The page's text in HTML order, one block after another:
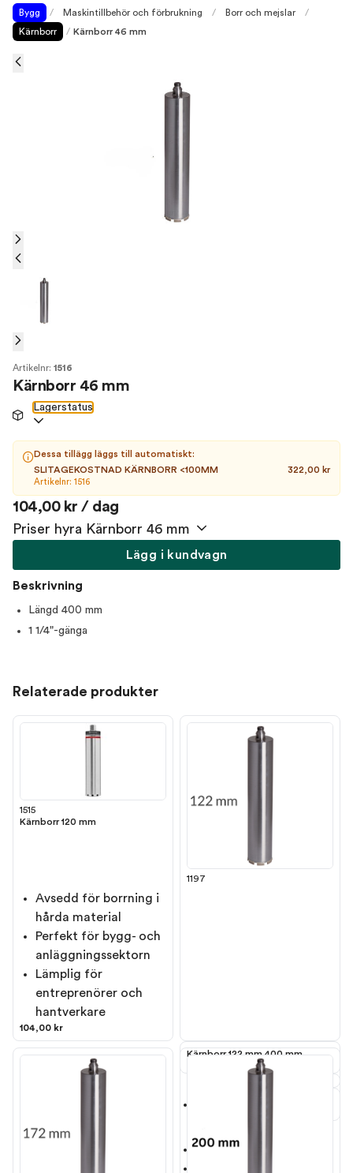
Bygg / Maskintillbehör och förbrukning / Borr och mejslar
/
Kärnborr
/ Kärnborr 46 mm
Artikelnr: 1516
Kärnborr 46 mm
Lagerstatus
Dessa tillägg läggs till automatiskt:
SLITAGEKOSTNAD KÄRNBORR <100MM
Artikelnr: 1516
322,00 kr
104,00 kr / dag
Priser hyra Kärnborr 46 mm
Lägg i kundvagn
Beskrivning
Längd 400 mm
1 1/4"-gänga
Relaterade produkter
1515
Kärnborr 120 mm
Avsedd för borrning i
hårda material
Perfekt för bygg- och
anläggningssektorn
Lämplig för
entreprenörer och
hantverkare
104,00 kr
1197
Kärnborr 122 mm 400 mm
Längd 400 mm